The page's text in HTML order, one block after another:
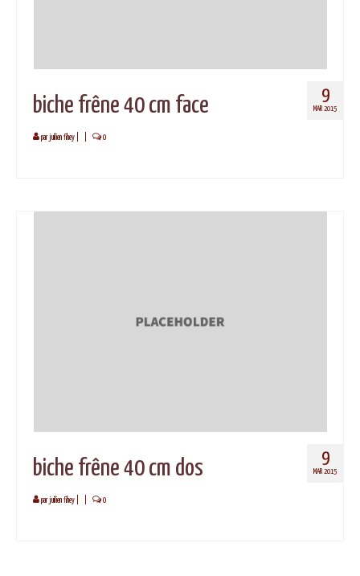
9
MAR 2015
biche frêne 40 cm face
par juilien fihey 0
9
MAR 2015
biche frêne 40 cm dos
par juilien fihey 0